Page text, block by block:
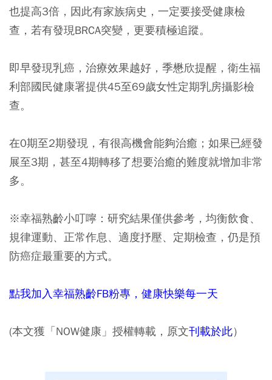
也提高3倍，因此有家族病史，一定要接受健康檢
查，若有發現BRCA突變，更要積極追蹤。
即早發現乳癌，治療效果越好，季懋欣提醒，衛生福
利部國民健康署提供45至69歲女性定期乳房攝影檢
查。
在0期至2期發現，有很高機會能夠治癒；如果已經發
展至3期，甚至4期轉移了想要治癒的難度就增加非常
多。
※幸福熟齡小叮嚀： 研究結果僅供參考，均衡飲食、
規律運動、正常作息、適度抒壓、定期檢查，仍是預
防癌症最重要的方式。
點我加入幸福熟齡FB粉專，健康快樂每一天
(本文獲「NOW健康」授權轉載，原文刊載於此）